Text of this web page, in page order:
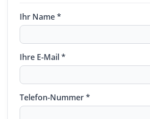
Ihr Name *
Ihre E-Mail *
Telefon-Nummer *